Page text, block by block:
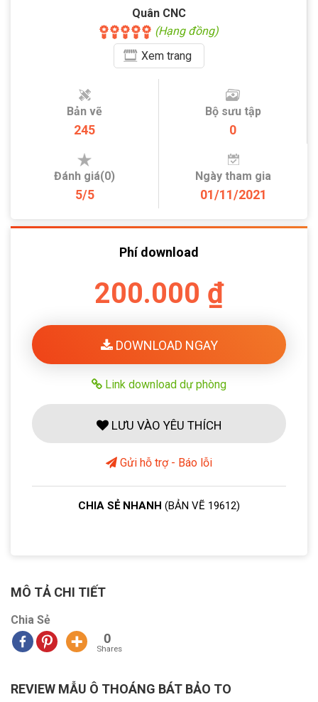
Quân CNC
(Hạng đồng)
Xemtrang
Bản vẽ
245
Bộ sưu tập
0
Đánh giá(0)
5/5
Ngày tham gia
01/11/2021
Phí download
200.000 ₫
DOWNLOAD NGAY
Link download dự phòng
LƯU VÀO YÊU THÍCH
Gửi hỗ trợ - Báo lỗi
CHIA SẺ NHANH (BẢN VẼ 19612)
MÔ TẢ CHI TIẾT
Chia Sẻ
0
Shares
REVIEW MẪU Ô THOÁNG BÁT BẢO TO